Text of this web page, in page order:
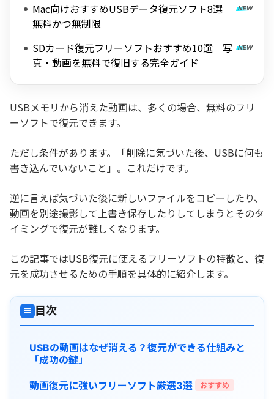
Mac向けおすすめUSBデータ復元ソフト8選｜
無料かつ無制限
SDカード復元フリーソフトおすすめ10選｜写
真・動画を無料で復旧する完全ガイド
USBメモリから消えた動画は、多くの場合、無料のフリ
ーソフトで復元できます。
ただし条件があります。「削除に気づいた後、USBに何も
書き込んでいないこと」。これだけです。
逆に言えば気づいた後に新しいファイルをコピーしたり、
動画を別途撮影して上書き保存したりしてしまうとそのタ
イミングで復元が難しくなります。
この記事ではUSB復元に使えるフリーソフトの特徴と、復
元を成功させるための手順を具体的に紹介します。
≡ 目次
USBの動画はなぜ消える？復元ができる仕組みと
「成功の鍵」
動画復元に強いフリーソフト厳選3選 おすすめ